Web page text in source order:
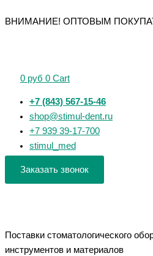
к
ВНИМАНИЕ! ОПТОВЫМ
0 руб 0 Cart
+7 (843) 567-15-46
shop@stimul-dent.ru
+7 939 39-17-700
stimul_med
Заказать звонок
Поставки стоматологического
инструментов и материалов
товаров
товаров
товара
товара
товара
товара
товара